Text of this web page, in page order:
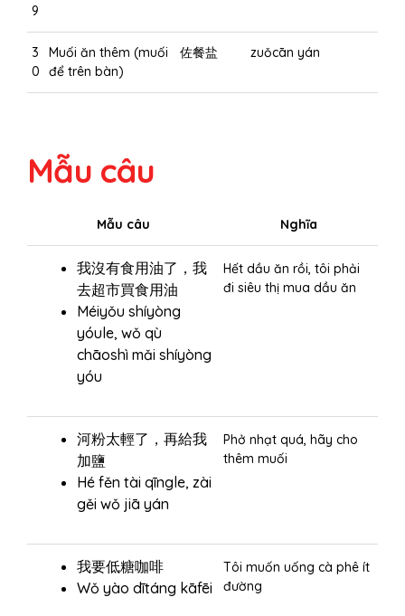
9
3
0
Muối ăn thêm (muối
để trên bàn)
佐餐盐 zuǒcān yán
Mẫu câu
Mẫu câu Nghĩa
我沒有食用油了，我
去超市買食用油
Méiyǒu shíyòng
yóule, wǒ qù
chāoshì mǎi shíyòng
yóu
Hết dầu ăn rồi, tôi phải
đi siêu thị mua dầu ăn
河粉太輕了，再給我
加鹽
Hé fěn tài qīngle, zài
gěi wǒ jiā yán
Phở nhạt quá, hãy cho
thêm muối
我要低糖咖啡
Wǒ yào dītáng kāfēi
Tôi muốn uống cà phê ít
đường